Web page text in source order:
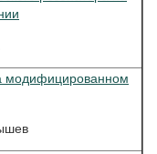
модифицированном